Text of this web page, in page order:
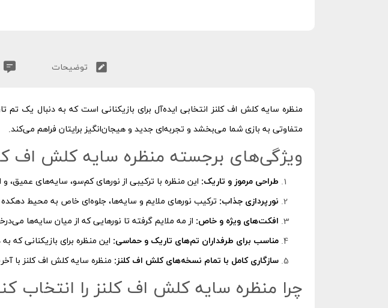
توضیحات
منظره سایه کلش اف کلنز انتخابی ایده‌آل برای بازیکنانی است که به دنبال یک
متفاوتی به بازی شما می‌بخشد و تجربه‌ای جدید و هیجان‌انگیز برایتان فراهم می‌کند.
ویژگی‌های برجسته منظره سایه کلش اف
طراحی مرموز و تاریک: این منظره با ترکیبی از نورهای کم‌سو، سایه‌های عمیق،
نورپردازی جذاب: ترکیب نورهای ملایم و سایه‌ها، جلوه‌ای خاص به محیط
افکت‌های ویژه و خاص: از مه ملایم گرفته تا نورهایی که از میان سایه‌ها
مناسب برای طرفداران تم‌های تاریک و حماسی: این منظره برای بازیکنانی
سازگاری کامل با تمام نسخه‌های کلش اف کلنز: منظره سایه کلش اف کلنز با
چرا منظره سایه کلش اف کلنز را انتخاب